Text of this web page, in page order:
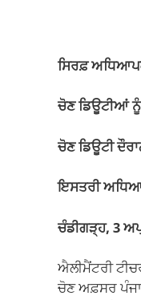
e
o
o
k
s
p
p
ਸਿਰਫ਼ ਅਧਿਆਪਕ
ਚੋਣ ਡਿਊਟੀਆਂ
ਚੋਣ ਡਿਊਟੀ
ਇਸਤਰੀ
ਚੰਡੀਗੜ੍ਹ, 3
ਐਲੀਮੈਂਟਰੀ
ਚੋਣ ਅਫ਼ਸਰ